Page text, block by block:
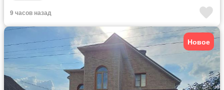
9 часов назад
Новое